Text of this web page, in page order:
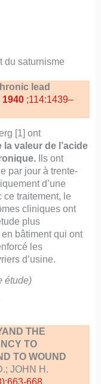
du saturnisme
lead
1940;114:1439–
[1] ont
valeur de l’acide
Ils ont
par jour à trente-
d’une
ce traitement, le
cliniques ont
plus
bâtiment qui ont
les
d’usine.
étude)
THE
TO
TO WOUND
JOHN H.
668.